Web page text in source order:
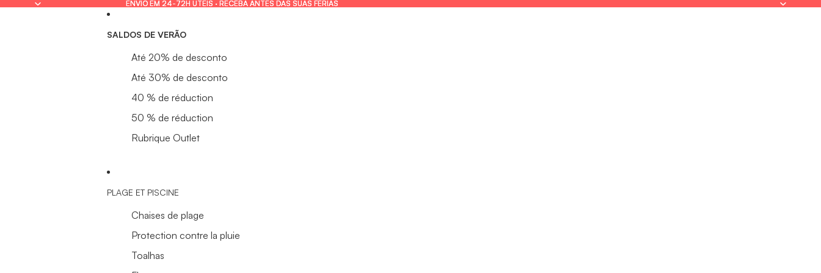
ENVIO EM 24-72H ÚTEIS · RECEBA ANTES DAS SUAS FÉRIAS
ENVIO EM 24-72H ÚTEIS · RECEBA ANTES DAS SUAS FÉRIAS
SALDOS DE VERÃO
Até 20% de desconto
Até 30% de desconto
40 % de réduction
50 % de réduction
Rubrique Outlet
PLAGE ET PISCINE
Chaises de plage
Protection contre la pluie
Toalhas